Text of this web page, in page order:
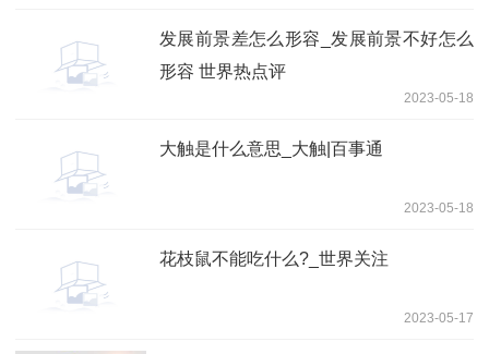
发展前景差怎么形容_发展前景不好怎么
形容 世界热点评
2023-05-18
大触是什么意思_大触|百事通
2023-05-18
花枝鼠不能吃什么?_世界关注
2023-05-17